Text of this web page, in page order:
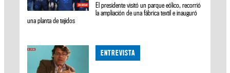
El presidente visitó un parque eólico, recorrió
la ampliación de una fábrica textil e inauguró
una planta de tejidos
ENTREVISTA